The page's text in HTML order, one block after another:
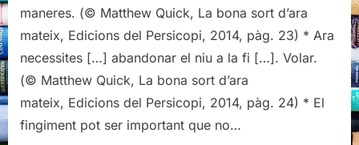
de
bona
sort
d’ara
mateix,
Matthew
maneres. (© Matthew Quick, La bona sort d’ara
mateix, Edicions del Persicopi, 2014, pàg. 23) * Ara
necessites […] abandonar el niu a la fi […]. Volar.
(© Matthew Quick, La bona sort d’ara
mateix, Edicions del Persicopi, 2014, pàg. 24) * El
fingiment pot ser important que no…